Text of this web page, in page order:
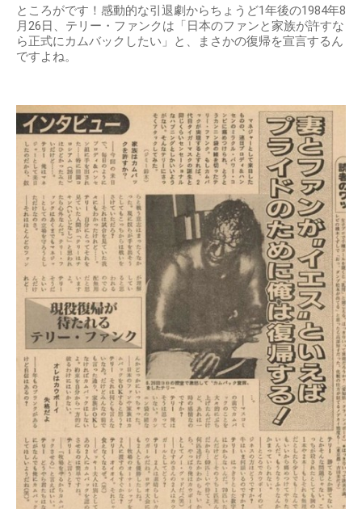
ところがです！感動的な引退劇からちょうど1年後の1984年8
月26日、テリー・ファンクは「日本のファンと家族が許すな
ら正式にカムバックしたい」と、まさかの復帰を宣言するん
ですよね。